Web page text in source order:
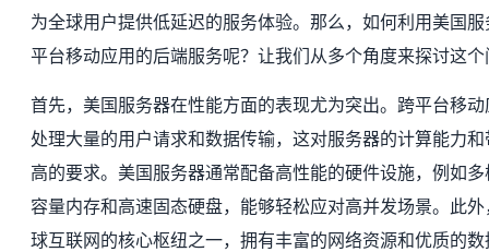
为全球用户提供低延迟的服务体验。那么，如何利用美国
平台移动应用的后端服务呢？让我们从多个角度来探讨这
首先，美国服务器在性能方面的表现尤为突出。跨平台移
处理大量的用户请求和数据传输，这对服务器的计算能力
高的要求。美国服务器通常配备高性能的硬件设施，例如
容量内存和高速固态硬盘，能够轻松应对高并发场景。此
球互联网的核心枢纽之一，拥有丰富的网络资源和优质的